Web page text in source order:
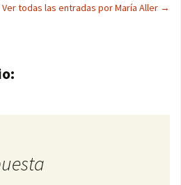
Ver todas las entradas por María Aller →
entradas